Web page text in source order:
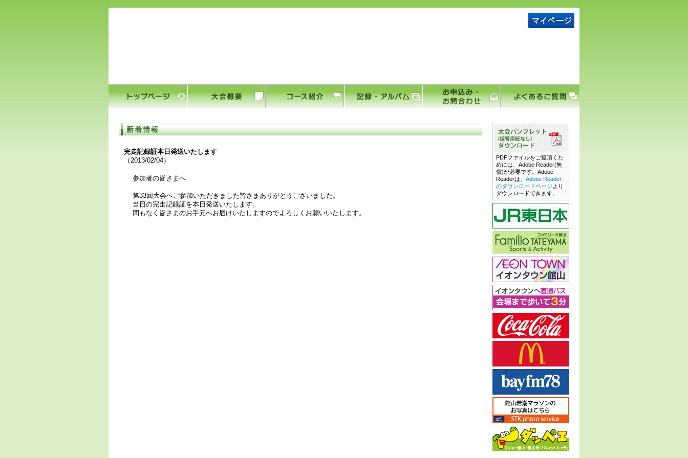
新着情報
完走記録証本日発送いたします
（2013/02/04）
参加者の皆さまへ
第33回大会へご参加いただきました皆さまありがとうございました。
当日の完走記録証を本日発送いたします。
間もなく皆さまのお手元へお届けいたしますのでよろしくお願いいたします。
PDFファイルをご覧頂くた
めには、Adobe Reader(無
償)が必要です。Adobe
Readerは、 Adobe Reader
のダウンロードページ より
ダウンロードできます。